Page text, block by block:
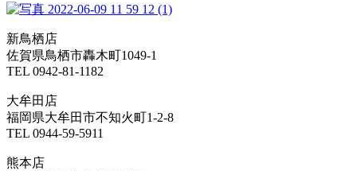
新鳥栖店
佐賀県鳥栖市轟木町1049-1
TEL 0942-81-1182
大牟田店
福岡県大牟田市不知火町1-2-8
TEL 0944-59-5911
熊本店